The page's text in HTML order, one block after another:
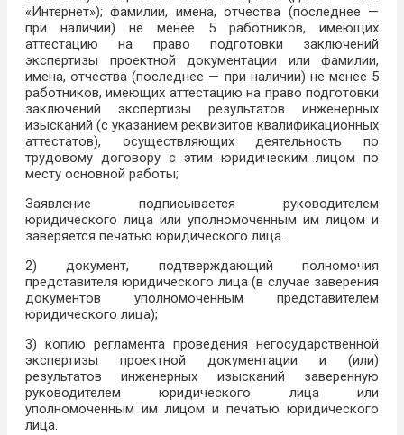
«Интернет»); фамилии, имена, отчества (последнее —
при наличии) не менее 5 работников, имеющих
аттестацию на право подготовки заключений
экспертизы проектной документации или фамилии,
имена, отчества (последнее — при наличии) не менее 5
работников, имеющих аттестацию на право подготовки
заключений экспертизы результатов инженерных
изысканий (с указанием реквизитов квалификационных
аттестатов), осуществляющих деятельность по
трудовому договору с этим юридическим лицом по
месту основной работы;
Заявление подписывается руководителем
юридического лица или уполномоченным им лицом и
заверяется печатью юридического лица.
2) документ, подтверждающий полномочия
представителя юридического лица (в случае заверения
документов уполномоченным представителем
юридического лица);
3) копию регламента проведения негосударственной
экспертизы проектной документации и (или)
результатов инженерных изысканий заверенную
руководителем юридического лица или
уполномоченным им лицом и печатью юридического
лица.